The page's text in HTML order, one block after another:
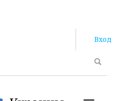
Вход